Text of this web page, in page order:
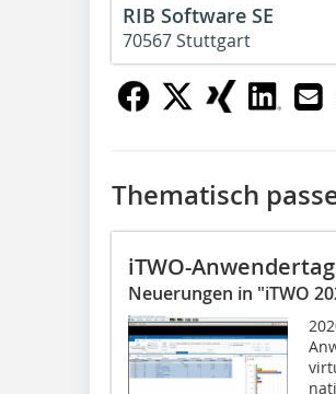
RIB Software SE
70567 Stuttgart
Thematisch
iTWO-
Neuerungen in "iTWO